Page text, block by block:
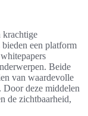
krachtige
een platform
Beide
van waardevolle
deze middelen
de zichtbaarheid,